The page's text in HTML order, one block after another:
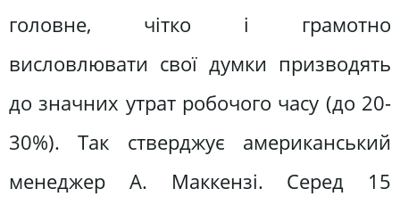
головне, чітко і грамотно
висловлювати свої думки призводять
до значних утрат робочого часу (до 20-
30%). Так стверджує американський
менеджер А. Маккензі. Серед 15